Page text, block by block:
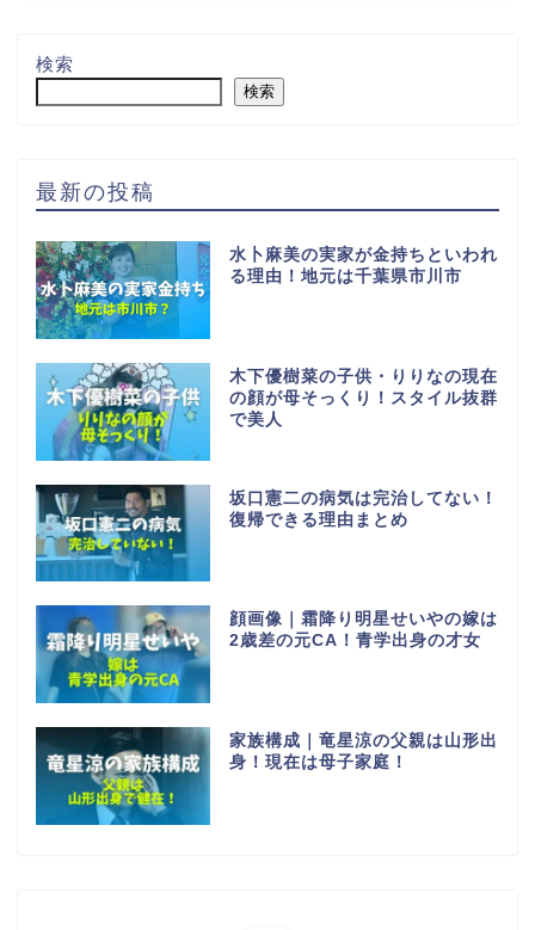
検索
検索
最新の投稿
水卜麻美の実家が金持ちといわれ
る理由！地元は千葉県市川市
木下優樹菜の子供・りりなの現在
の顔が母そっくり！スタイル抜群
で美人
坂口憲二の病気は完治してない！
復帰できる理由まとめ
顔画像｜霜降り明星せいやの嫁は
2歳差の元CA！青学出身の才女
家族構成｜竜星涼の父親は山形出
身！現在は母子家庭！